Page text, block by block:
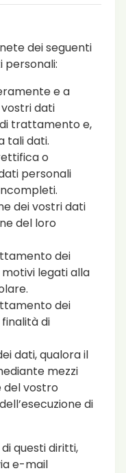
dei seguenti
personali:
e a
dati
trattamento e,
tali dati.
o
personali
dei vostri dati
del loro
dei
legati alla
dei
di
dati, qualora il
mezzi
del vostro
di
questi diritti,
e-mail